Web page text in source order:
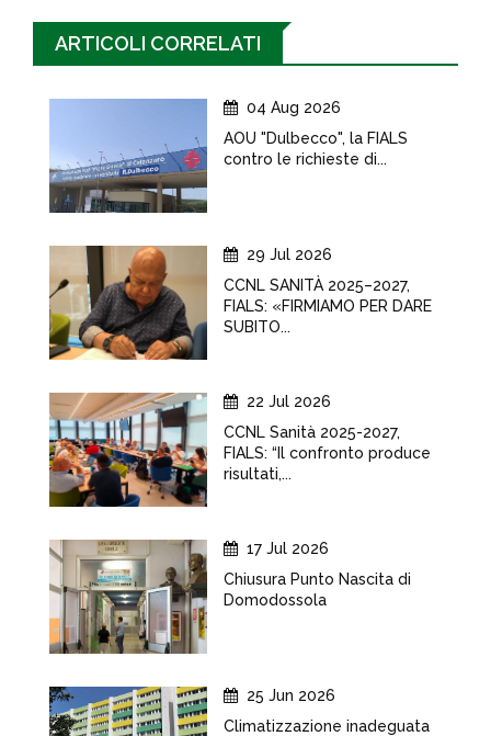
ARTICOLI CORRELATI
04 Aug 2026
AOU "Dulbecco", la FIALS
contro le richieste di...
29 Jul 2026
CCNL SANITÀ 2025–2027,
FIALS: «FIRMIAMO PER DARE
SUBITO...
22 Jul 2026
CCNL Sanità 2025-2027,
FIALS: “Il confronto produce
risultati,...
17 Jul 2026
Chiusura Punto Nascita di
Domodossola
25 Jun 2026
Climatizzazione inadeguata